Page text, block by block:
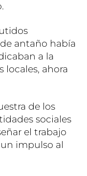
antaño había
a la
locales, ahora
de los
sociales
el trabajo
impulso al